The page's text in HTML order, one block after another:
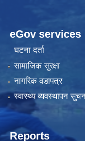
eGov services
घटना दर्ता
सामाजिक सुरक्षा
नागरिक वडापत्र
स्वास्थ्य व्यवस्थापन
Reports